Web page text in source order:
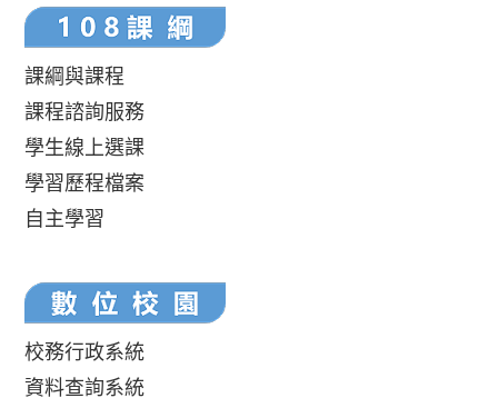
課綱與課程
課程諮詢服務
學生線上選課
學習歷程檔案
自主學習
校務行政系統
資料查詢系統